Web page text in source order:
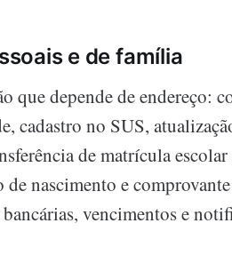
e de família
que depende de endereço:
cadastro no SUS,
de matrícula
nascimento e
vencimentos e